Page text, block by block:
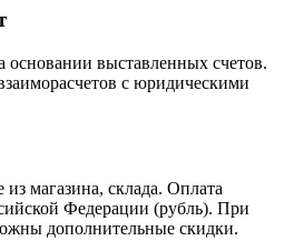
основании выставленных счетов.
с юридическими
магазина, склада. Оплата
Федерации (рубль). При
дополнительные скидки.